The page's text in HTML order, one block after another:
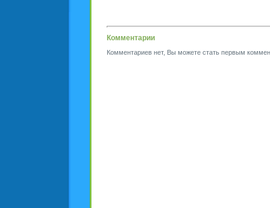
Комментарии
Комментариев нет, Вы можете стать первым